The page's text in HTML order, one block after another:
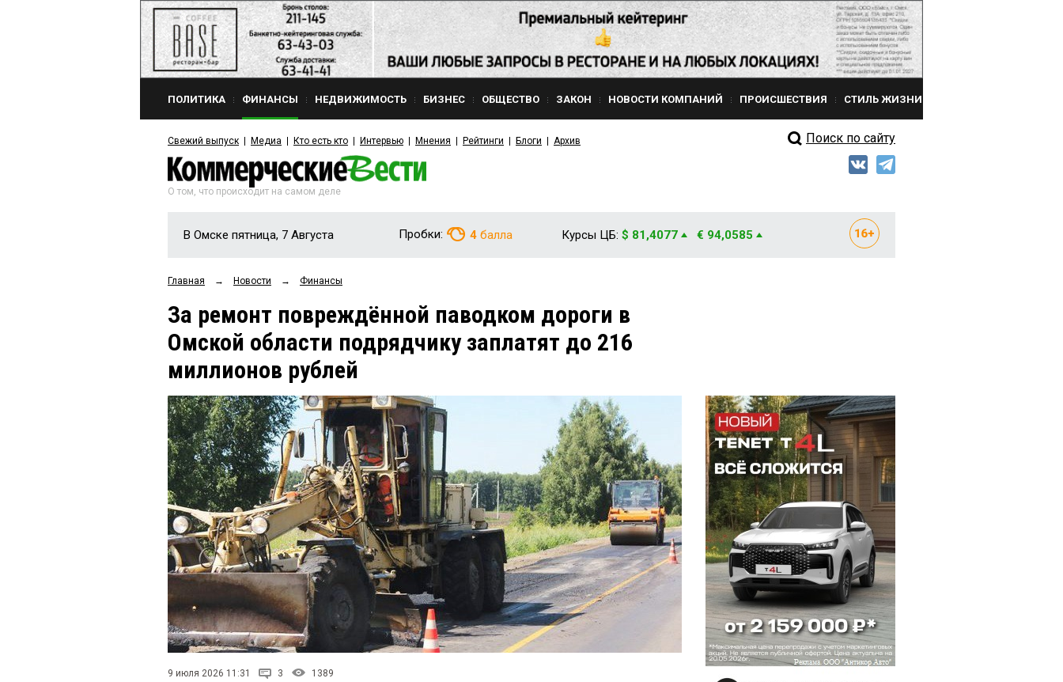
ПОЛИТИКА ФИНАНСЫ НЕДВИЖИМОСТЬ БИЗНЕС ОБЩЕСТВО ЗАКОН НОВОСТИ КОМПАНИЙ ПРОИСШЕСТВИЯ СТИЛЬ ЖИЗНИ
Свежий выпуск Медиа Кто есть кто Интервью Мнения Рейтинги Блоги Архив Поиск по сайту
О том, что происходит на самом деле
В Омске пятница, 7 Августа Пробки: 4 балла Курсы ЦБ: $ 81,4077 € 94,0585
Главная → Новости → Финансы
За ремонт повреждённой паводком дороги в
Омской области подрядчику заплатят до 216
миллионов рублей
9 июля 2026 11:31 3 1389